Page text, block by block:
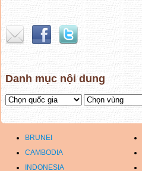
Danh mục nội dung
BRUNEI
CAMBODIA
INDONESIA